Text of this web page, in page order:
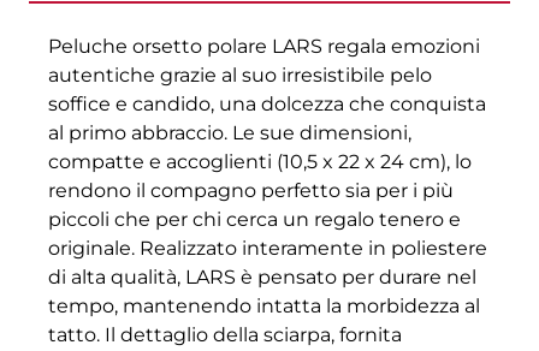
Peluche orsetto polare LARS regala emozioni
autentiche grazie al suo irresistibile pelo
soffice e candido, una dolcezza che conquista
al primo abbraccio. Le sue dimensioni,
compatte e accoglienti (10,5 x 22 x 24 cm), lo
rendono il compagno perfetto sia per i più
piccoli che per chi cerca un regalo tenero e
originale. Realizzato interamente in poliestere
di alta qualità, LARS è pensato per durare nel
tempo, mantenendo intatta la morbidezza al
tatto. Il dettaglio della sciarpa, fornita